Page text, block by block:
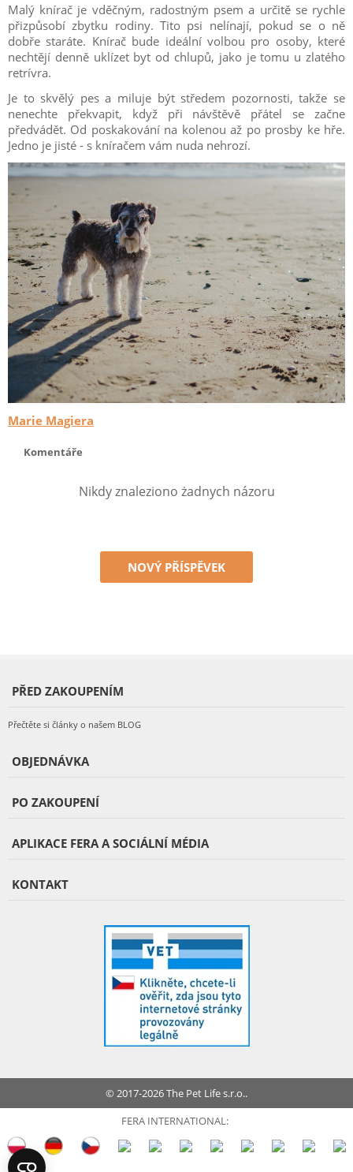
Malý knírač je vděčným, radostným psem a určitě se rychle
přizpůsobí zbytku rodiny. Tito psi nelínají, pokud se o ně
dobře staráte. Knírač bude ideální volbou pro osoby, které
nechtějí denně uklízet byt od chlupů, jako je tomu u zlatého
retrívra.
Je to skvělý pes a miluje být středem pozornosti, takže se
nenechte překvapit, když při návštěvě přátel se začne
předvádět. Od poskakování na kolenou až po prosby ke hře.
Jedno je jisté - s kníračem vám nuda nehrozí.
Marie Magiera
Komentáře
Nikdy znaleziono żadnych názoru
NOVÝ PŘÍSPĚVEK
PŘED ZAKOUPENÍM
Přečtěte si články o našem BLOG
OBJEDNÁVKA
PO ZAKOUPENÍ
APLIKACE FERA A SOCIÁLNÍ MÉDIA
KONTAKT
© 2017-2026 The Pet Life s.r.o..
FERA INTERNATIONAL: